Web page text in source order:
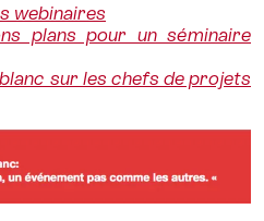
webinaires
plans pour un séminaire
sur les chefs de projets